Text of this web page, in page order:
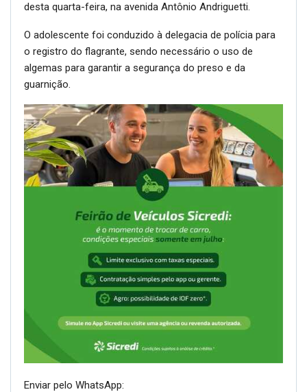
desta quarta-feira, na avenida Antônio Andriguetti.
O adolescente foi conduzido à delegacia de polícia para
o registro do flagrante, sendo necessário o uso de
algemas para garantir a segurança do preso e da
guarnição.
Enviar pelo WhatsApp: